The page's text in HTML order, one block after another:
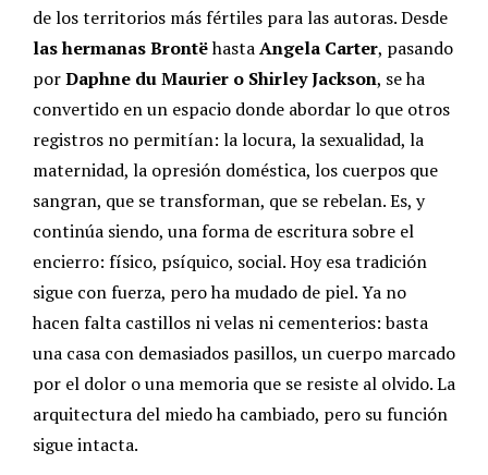
de los territorios más fértiles para las autoras. Desde
las hermanas BrontëhastaAngela Carter, pasando
porDaphne du Maurier o Shirley Jackson, se ha
convertido en un espacio donde abordar lo que otros
registros no permitían: la locura, la sexualidad, la
maternidad, la opresión doméstica, los cuerpos que
sangran, que se transforman, que se rebelan.Es, y
continúa siendo, una forma de escritura sobre el
encierro: físico, psíquico, social. Hoy esa tradición
sigue con fuerza, pero ha mudado de piel. Ya no
hacen falta castillos ni velas ni cementerios: basta
una casa con demasiados pasillos, un cuerpo marcado
por el dolor o una memoria que se resiste al olvido.La
arquitectura del miedo ha cambiado, pero su función
sigue intacta.